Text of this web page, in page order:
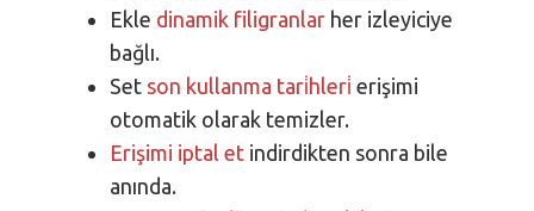
Ekle dinamik filigranlar her izleyiciye
bağlı.
Set son kullanma tari̇hleri̇ erişimi
otomatik olarak temizler.
Erişimi iptal et indirdikten sonra bile
anında.